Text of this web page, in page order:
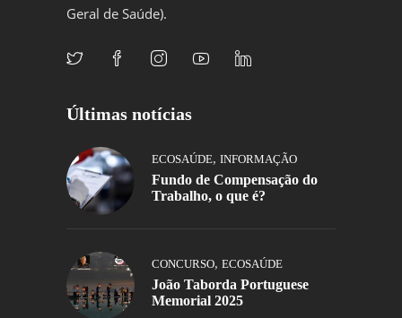
Geral de Saúde).
Últimas notícias
ECOSAÚDE, INFORMAÇÃO
Fundo de Compensação do
Trabalho, o que é?
CONCURSO, ECOSAÚDE
João Taborda Portuguese
Memorial 2025